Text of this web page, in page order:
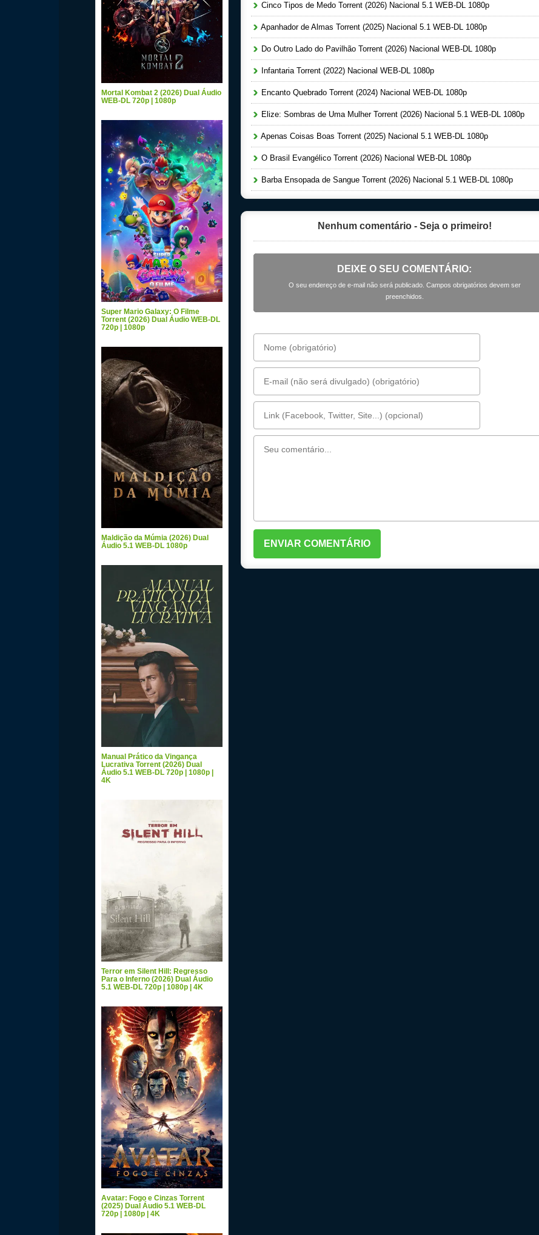
Cinco Tipos de Medo Torrent (2026) Nacional 5.1 WEB-DL 1080p
Apanhador de Almas Torrent (2025) Nacional 5.1 WEB-DL 1080p
Do Outro Lado do Pavilhão Torrent (2026) Nacional WEB-DL 1080p
Infantaria Torrent (2022) Nacional WEB-DL 1080p
Encanto Quebrado Torrent (2024) Nacional WEB-DL 1080p
Elize: Sombras de Uma Mulher Torrent (2026) Nacional 5.1 WEB-DL 1080p
Apenas Coisas Boas Torrent (2025) Nacional 5.1 WEB-DL 1080p
O Brasil Evangélico Torrent (2026) Nacional WEB-DL 1080p
Barba Ensopada de Sangue Torrent (2026) Nacional 5.1 WEB-DL 1080p
Nenhum comentário - Seja o primeiro!
DEIXE O SEU COMENTÁRIO:
O seu endereço de e-mail não será publicado. Campos obrigatórios devem ser
preenchidos.
Mortal Kombat 2 (2026) Dual Áudio
WEB-DL 720p | 1080p
Super Mario Galaxy: O Filme
Torrent (2026) Dual Áudio WEB-DL
720p | 1080p
Maldição da Múmia (2026) Dual
Áudio 5.1 WEB-DL 1080p
Manual Prático da Vingança
Lucrativa Torrent (2026) Dual
Áudio 5.1 WEB-DL 720p | 1080p |
4K
Terror em Silent Hill: Regresso
Para o Inferno (2026) Dual Áudio
5.1 WEB-DL 720p | 1080p | 4K
Avatar: Fogo e Cinzas Torrent
(2025) Dual Áudio 5.1 WEB-DL
720p | 1080p | 4K